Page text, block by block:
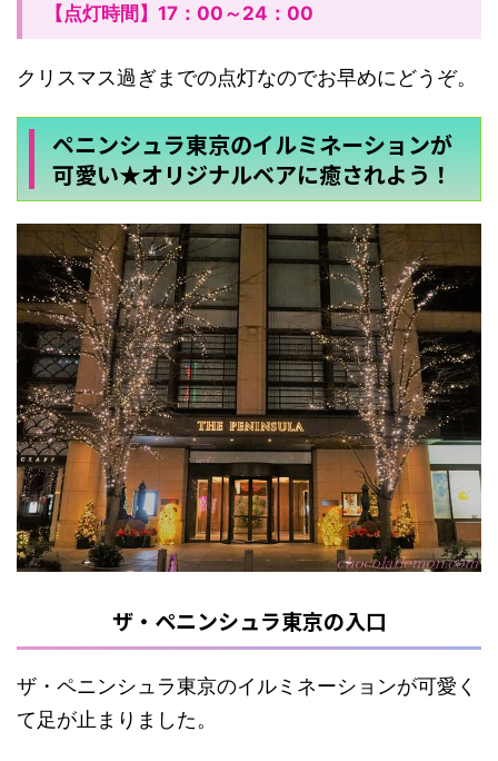
【点灯時間】17：00～24：00
クリスマス過ぎまでの点灯なのでお早めにどうぞ。
ペニンシュラ東京のイルミネーションが
可愛い★オリジナルベアに癒されよう！
ザ・ペニンシュラ東京の入口
ザ・ペニンシュラ東京のイルミネーションが可愛く
て足が止まりました。